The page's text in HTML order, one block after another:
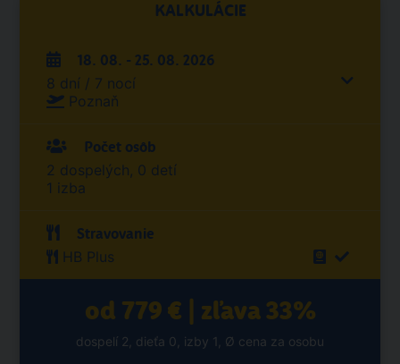
KALKULÁCIE
18. 08. - 25. 08. 2026
8 dní / 7 nocí
Poznaň
Počet osôb
2 dospelých, 0 detí
1 izba
Stravovanie
HB Plus
od 779 € | zľava 33%
dospelí 2, dieťa 0, izby 1, Ø cena za osobu